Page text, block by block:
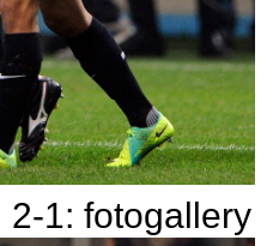
2-1: fotogallery